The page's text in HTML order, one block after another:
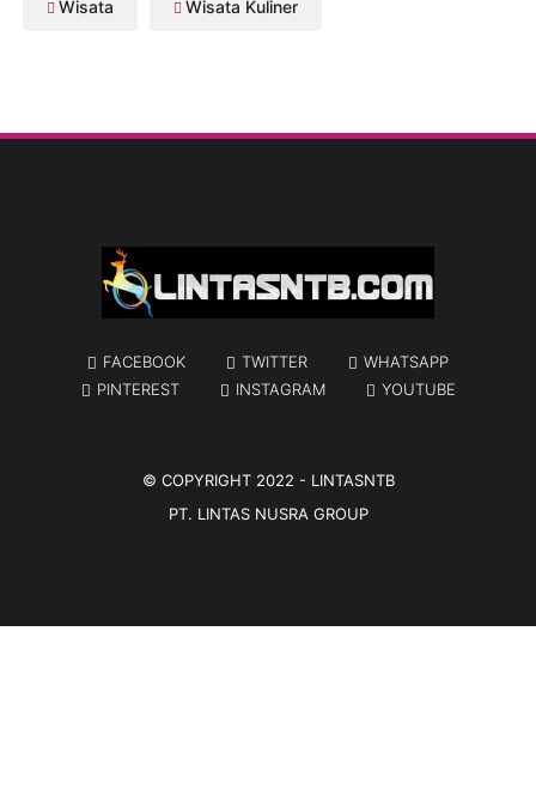
Wisata Wisata Kuliner
FACEBOOK TWITTER
WHATSAPP
PINTEREST
INSTAGRAM YOUTUBE
© COPYRIGHT 2022 - LINTASNTB
PT. LINTAS NUSRA GROUP